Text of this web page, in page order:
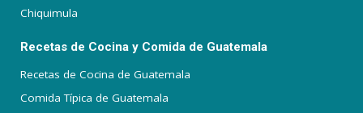
Chiquimula
Recetas de Cocina y Comida de Guatemala
Recetas de Cocina de Guatemala
Comida Típica de Guatemala